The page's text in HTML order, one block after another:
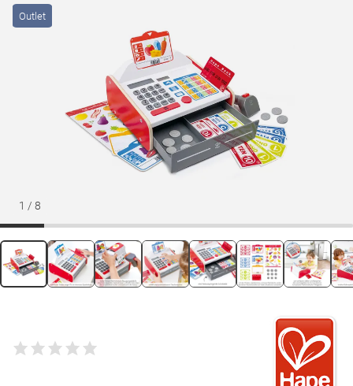
1 / 8
Outlet